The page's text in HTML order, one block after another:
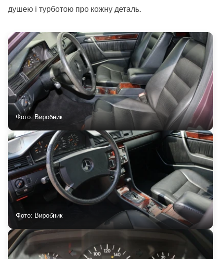
душею і турботою про кожну деталь.
Фото: Виробник
Фото: Виробник